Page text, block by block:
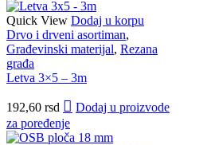
Quick View Dodaj u korpu
Drvo i drveni asortiman,
Građevinski materijal, Rezana
građa
Letva 3×5 – 3m
192,60 rsd
Dodaj u proizvode
za poređenje